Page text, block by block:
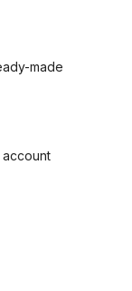
made
account